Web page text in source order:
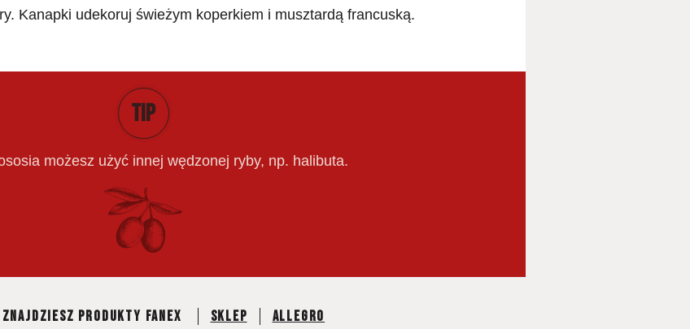
Kanapki udekoruj świeżym koperkiem i musztardą francuską.
TIP
możesz użyć innej wędzonej ryby, np. halibuta.
produkty fanex Sklep Allegro